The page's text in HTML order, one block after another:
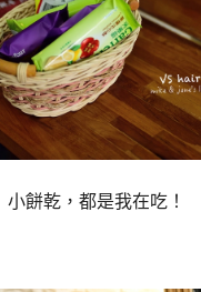
小餅乾，都是我在吃！